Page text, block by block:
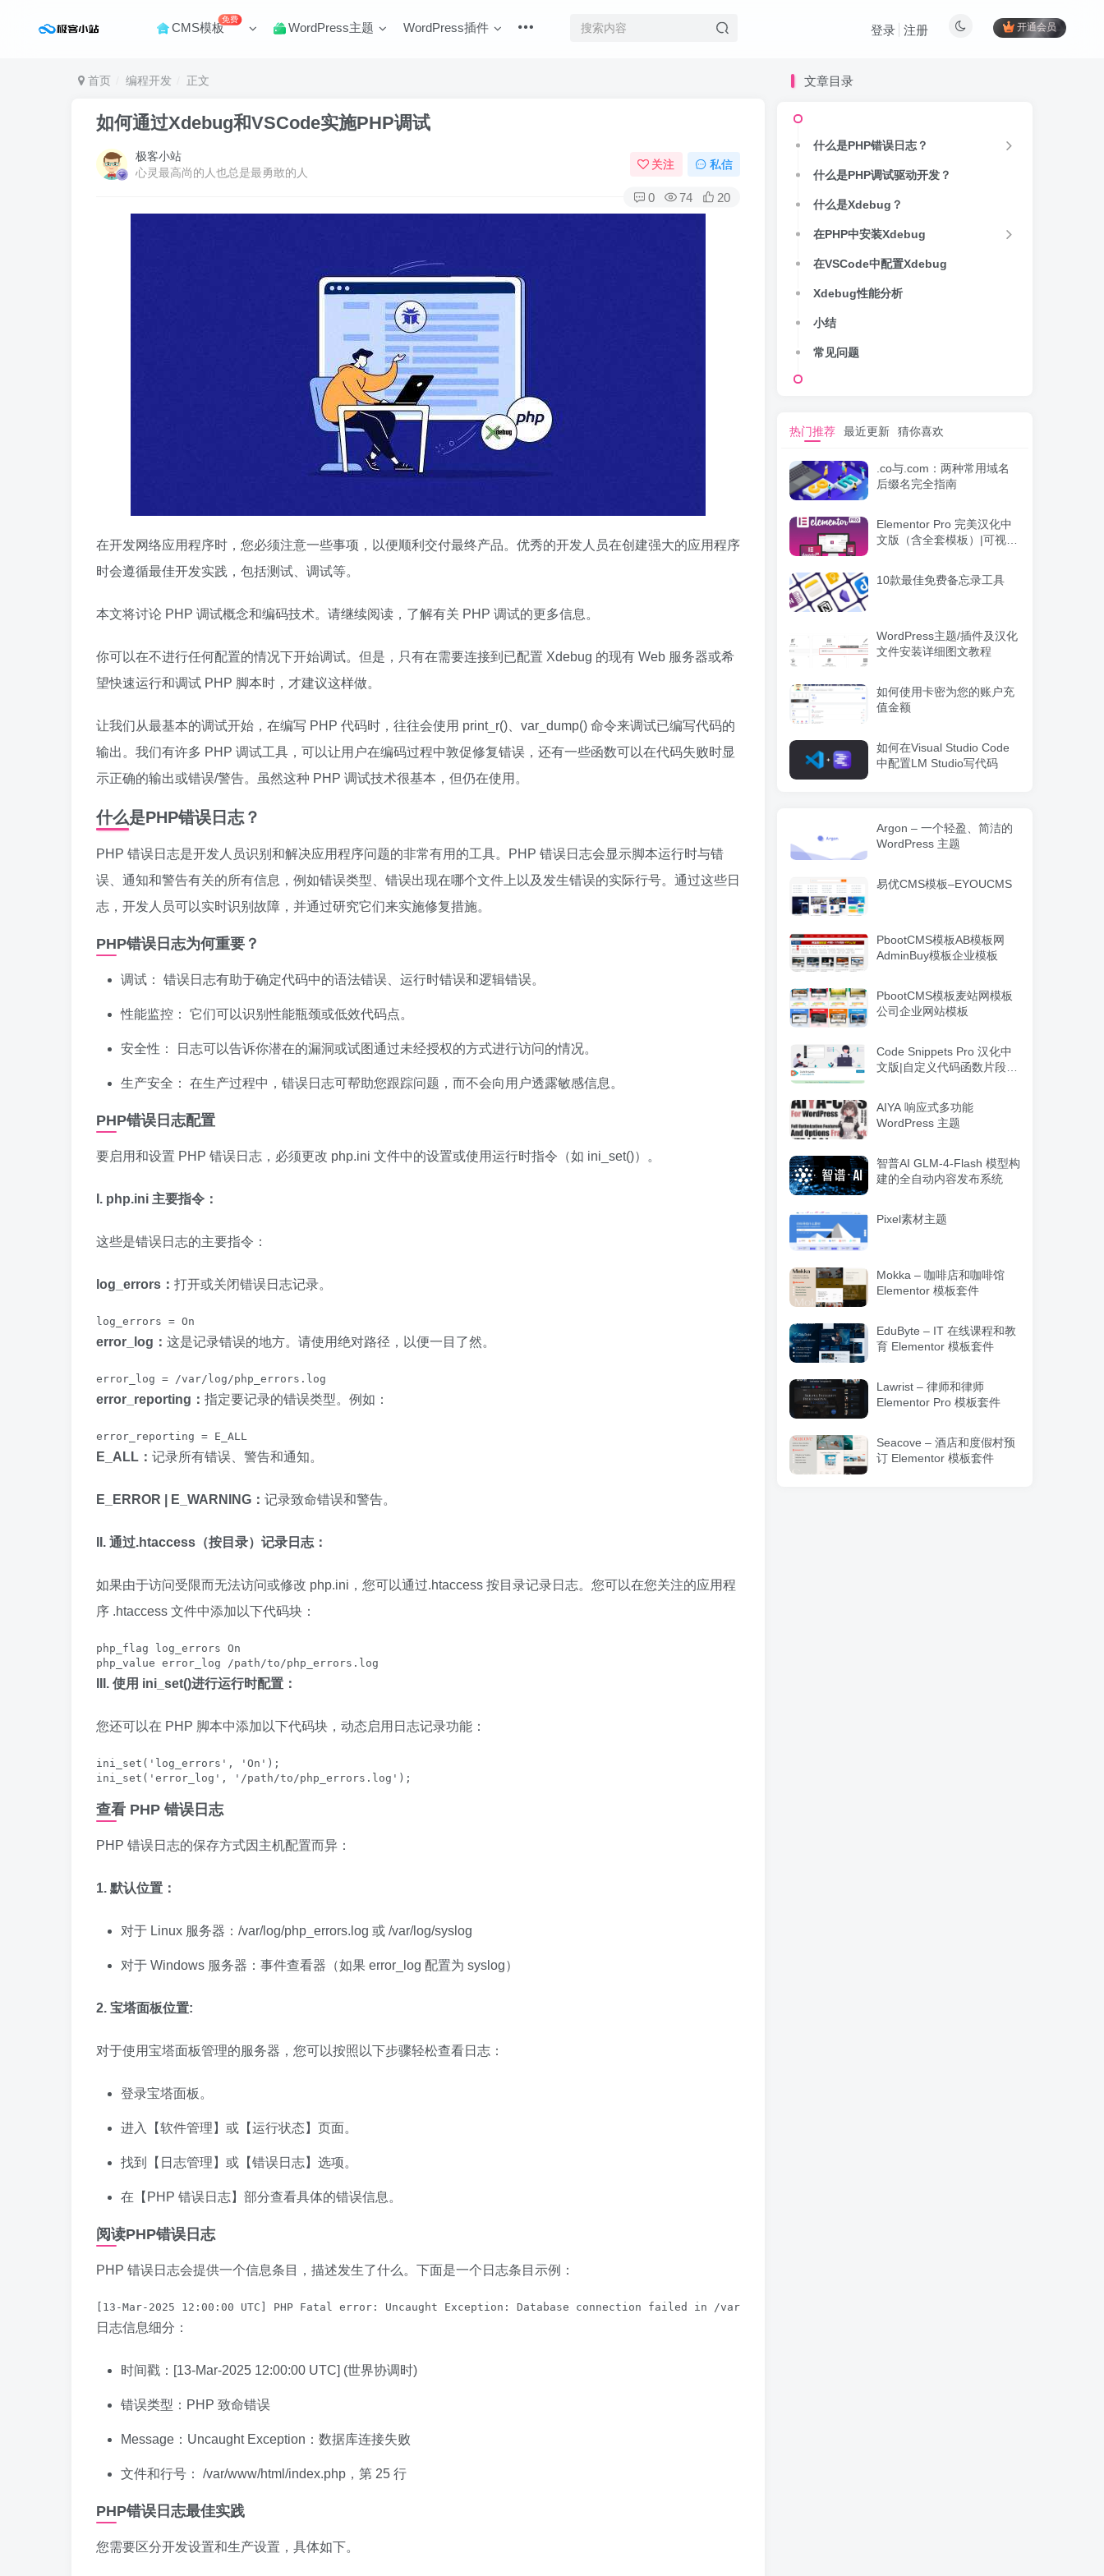
CMS模板
免费
WordPress主题 WordPress插件 开通会员
登录 注册
首页 编程开发 正文
如何通过Xdebug和VSCode实施PHP调试
极客小站
心灵最高尚的人也总是最勇敢的人
关注 私信
0 74 20
在开发网络应用程序时，您必须注意一些事项，以便顺利交付最终产品。优秀的开发人员在创建强大的应用程序
时会遵循最佳开发实践，包括测试、调试等。
本文将讨论 PHP 调试概念和编码技术。请继续阅读，了解有关 PHP 调试的更多信息。
你可以在不进行任何配置的情况下开始调试。但是，只有在需要连接到已配置 Xdebug 的现有 Web 服务器或希
望快速运行和调试 PHP 脚本时，才建议这样做。
让我们从最基本的调试开始，在编写 PHP 代码时，往往会使用 print_r()、var_dump() 命令来调试已编写代码的
输出。我们有许多 PHP 调试工具，可以让用户在编码过程中敦促修复错误，还有一些函数可以在代码失败时显
示正确的输出或错误/警告。虽然这种 PHP 调试技术很基本，但仍在使用。
什么是PHP错误日志？
PHP 错误日志是开发人员识别和解决应用程序问题的非常有用的工具。PHP 错误日志会显示脚本运行时与错
误、通知和警告有关的所有信息，例如错误类型、错误出现在哪个文件上以及发生错误的实际行号。通过这些日
志，开发人员可以实时识别故障，并通过研究它们来实施修复措施。
PHP错误日志为何重要？
调试： 错误日志有助于确定代码中的语法错误、运行时错误和逻辑错误。
性能监控： 它们可以识别性能瓶颈或低效代码点。
安全性： 日志可以告诉你潜在的漏洞或试图通过未经授权的方式进行访问的情况。
生产安全： 在生产过程中，错误日志可帮助您跟踪问题，而不会向用户透露敏感信息。
PHP错误日志配置
要启用和设置 PHP 错误日志，必须更改 php.ini 文件中的设置或使用运行时指令（如 ini_set()）。
I. php.ini 主要指令：
这些是错误日志的主要指令：
log_errors： 打开或关闭错误日志记录。
error_log： 这是记录错误的地方。请使用绝对路径，以便一目了然。
error_reporting： 指定要记录的错误类型。例如：
E_ALL： 记录所有错误、警告和通知。
E_ERROR | E_WARNING： 记录致命错误和警告。
II. 通过.htaccess（按目录）记录日志：
如果由于访问受限而无法访问或修改 php.ini，您可以通过.htaccess 按目录记录日志。您可以在您关注的应用程
序 .htaccess 文件中添加以下代码块：
php_flag log_errors On
php_value error_log /path/to/php_errors.log
III. 使用 ini_set()进行运行时配置：
您还可以在 PHP 脚本中添加以下代码块，动态启用日志记录功能：
ini_set('log_errors', 'On');
ini_set('error_log', '/path/to/php_errors.log');
查看 PHP 错误日志
PHP 错误日志的保存方式因主机配置而异：
1. 默认位置：
对于 Linux 服务器：/var/log/php_errors.log 或 /var/log/syslog
对于 Windows 服务器：事件查看器（如果 error_log 配置为 syslog）
2. 宝塔面板位置:
对于使用宝塔面板管理的服务器，您可以按照以下步骤轻松查看日志：
登录宝塔面板。
进入【软件管理】或【运行状态】页面。
找到【日志管理】或【错误日志】选项。
在【PHP 错误日志】部分查看具体的错误信息。
阅读PHP错误日志
PHP 错误日志会提供一个信息条目，描述发生了什么。下面是一个日志条目示例：
日志信息细分：
时间戳：[13-Mar-2025 12:00:00 UTC] (世界协调时)
错误类型：PHP 致命错误
Message：Uncaught Exception：数据库连接失败
文件和行号： /var/www/html/index.php，第 25 行
PHP错误日志最佳实践
您需要区分开发设置和生产设置，具体如下。
文章目录
什么是PHP错误日志？
什么是PHP调试驱动开发？
什么是Xdebug？
在PHP中安装Xdebug
在VSCode中配置Xdebug
Xdebug性能分析
小结
常见问题
热门推荐 最近更新 猜你喜欢
.co与.com：两种常用域名
后缀名完全指南
Elementor Pro 完美汉化中
文版（含全套模板）|可视化
10款最佳免费备忘录工具
WordPress主题/插件及汉化
文件安装详细图文教程
如何使用卡密为您的账户充
值金额
如何在Visual Studio Code
中配置LM Studio写代码
Argon – 一个轻盈、简洁的
WordPress 主题
易优CMS模板–EYOUCMS
PbootCMS模板AB模板网
AdminBuy模板企业模板
PbootCMS模板麦站网模板
公司企业网站模板
Code Snippets Pro 汉化中
文版|自定义代码函数片段管
AIYA 响应式多功能
WordPress 主题
智普AI GLM-4-Flash 模型构
建的全自动内容发布系统
Pixel素材主题
Mokka – 咖啡店和咖啡馆
Elementor 模板套件
EduByte – IT 在线课程和教
育 Elementor 模板套件
Lawrist – 律师和律师
Elementor Pro 模板套件
Seacove – 酒店和度假村预
订 Elementor 模板套件